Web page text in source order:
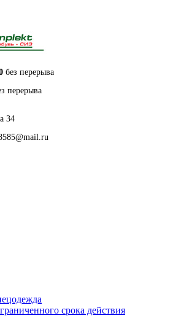
без перерыва
перерыва
34
срока действия